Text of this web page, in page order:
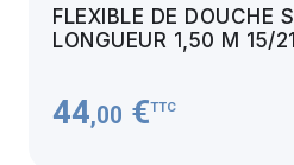
FLEXIBLE DE DOUCHE
LONGUEUR 1,50 M 15/
44,00 €TTC